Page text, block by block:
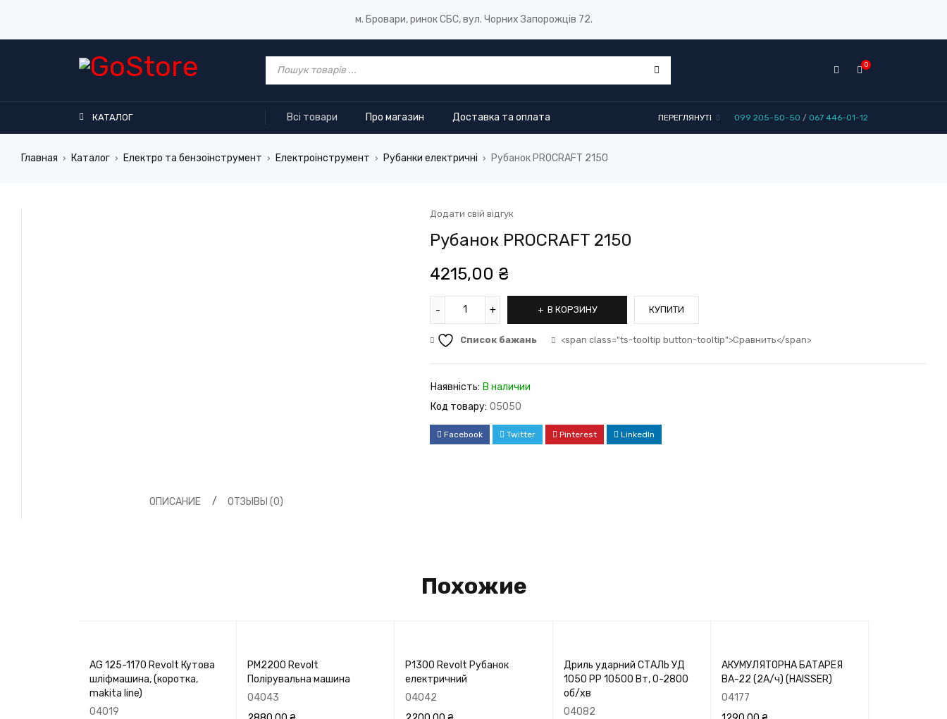
м. Бровари, ринок СБС, вул. Чорних Запорожців 72.
0
КАТАЛОГ Всі товари Про магазин Доставка та оплата 099 205-50-50 / 067 446-01-12
ПЕРЕГЛЯНУТІ
Главная › Каталог › Електро та бензоінструмент › Електроінструмент › Рубанки електричні › Рубанок PROCRAFT 2150
Додати свій відгук
Рубанок PROCRAFT 2150
4215,00 ₴
В КОРЗИНУ КУПИТИ
Список бажань <span class="ts-tooltip button-tooltip">Сравнить</span>
Наявність: В наличии
Код товару: 05050
Facebook Twitter Pinterest LinkedIn
ОПИСАНИЕ ОТЗЫВЫ (0)
Похожие
AG 125-1170 Revolt Кутова
шліфмашина, (коротка,
makita line)
04019
PM2200 Revolt
Полірувальна машина
04043
P1300 Revolt Рубанок
електричний
04042
Дриль ударний СТАЛЬ УД
1050 РР 10500 Вт, 0-2800
об/хв
04082
АКУМУЛЯТОРНА БАТАРЕЯ
ВА-22 (2А/ч) (HAISSER)
04177